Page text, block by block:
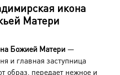
икона
Матери
Божией Матери —
и главная заступница
образ, передает нежное и